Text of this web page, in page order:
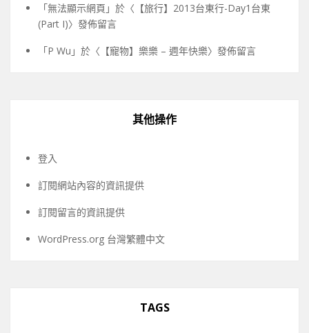
「無法顯示網頁 」於〈 【旅行】2013台東行-Day1台東
(Part I)〉發佈留言
「P Wu 」於〈 【寵物】樂樂 – 週年快樂〉發佈留言
其他操作
登入
訂閱網站內容的資訊提供
訂閱留言的資訊提供
WordPress.org 台灣繁體中文
TAGS